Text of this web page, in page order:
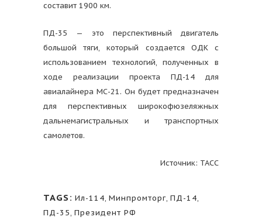
составит 1900 км.
ПД-35 — это перспективный двигатель
большой тяги, который создается ОДК с
использованием технологий, полученных в
ходе реализации проекта ПД-14 для
авиалайнера МС-21. Он будет предназначен
для перспективных широкофюзеляжных
дальнемагистральных и транспортных
самолетов.
Источник: ТАСС
TAGS: Ил-114, Минпромторг, ПД-14,
ПД-35, Президент РФ